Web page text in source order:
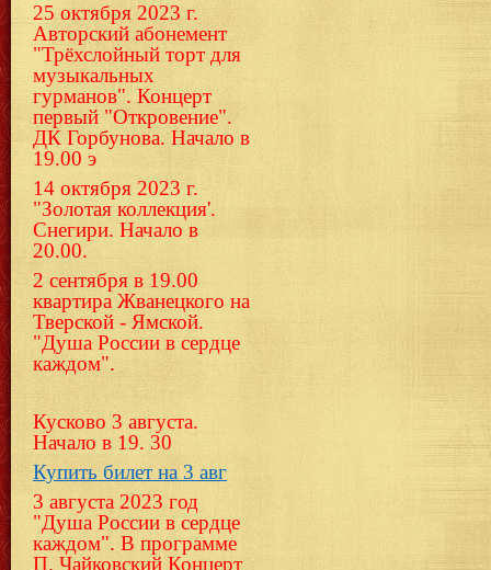
25 октября 2023 г.
Авторский абонемент
"Трёхслойный торт для
музыкальных
гурманов". Концерт
первый "Откровение".
ДК Горбунова. Начало в
19.00 э
14 октября 2023 г.
"Золотая коллекция'.
Снегири. Начало в
20.00.
2 сентября в 19.00
квартира Жванецкого на
Тверской - Ямской.
"Душа России в сердце
каждом".
Кусково 3 августа.
Начало в 19. 30
Купить билет на 3 авг
3 августа 2023 год
"Душа России в сердце
каждом". В программе
П. Чайковский Концерт